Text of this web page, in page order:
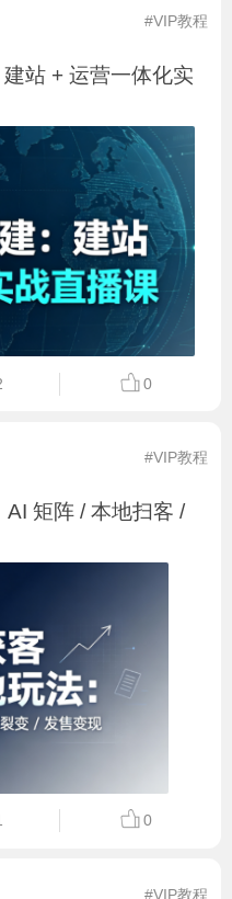
#VIP教程
站 + 运营一体化实
0
#VIP教程
矩阵 / 本地扫客 /
0
#VIP教程